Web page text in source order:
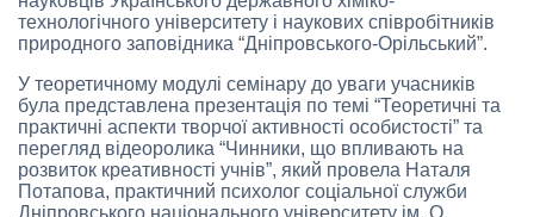
технологічного університету і наукових співробітників
природного заповідника “Дніпровського-Орільський”.
У теоретичному модулі семінару до уваги учасників
була представлена презентація по темі “Теоретичні та
практичні аспекти творчої активності особистості” та
перегляд відеоролика “Чинники, що впливають на
розвиток креативності учнів”, який провела Наталя
Потапова, практичний психолог соціальної служби